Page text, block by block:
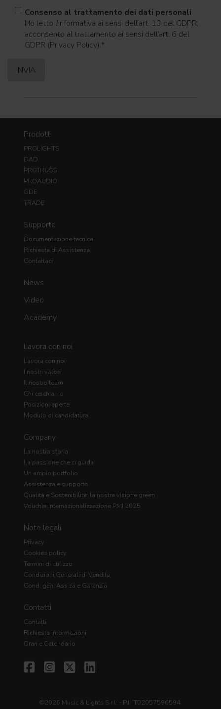
Consenso al trattamento dei dati personali
Ho letto l'informativa ai sensi dell'art. 13 del GDPR;
acconsento al trattamento ai sensi dell'art. 6 del
GDPR (Privacy Policy).*
Prodotti
PROLIGHTS
DAD
PROTRUSS
PROAUDIO
GDE
TRADE
Supporto
Documentazione tecnica
Richiesta di Assistenza
Contattaci
News
Video
Academy
Lavora con noi
Lavora con noi
I nostri valori
Il nostro team
Chi cerchiamo
Posizioni aperte
Modulo di candidatura
Company
La nostra storia
La passione che ci guida
Un ampio portfolio
Assistenza e supporto
Qualità e Sostenibilità: la nostra visione green
Voucher Internazionalizzazione PMI 2025
Note legali
Privacy
Cookies policy
Termini di utilizzo
Condizioni Generali di Vendita
Cond. gen. Ass.za e Garanzia
Contatti
Contatti
Richiesta informazioni
Orari e Calendario
©2026 Music & Lights S.r.l. - P.I. IT02057590594